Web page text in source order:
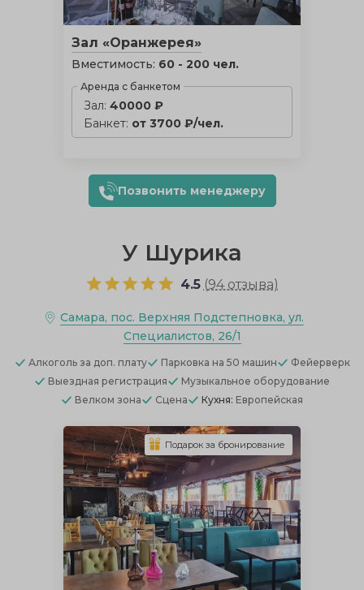
Зал «Оранжерея»
Вместимость: 60 - 200 чел.
Аренда с банкетом
Зал: 40000 ₽
Банкет: от 3700 ₽/чел.
Позвонить менеджеру
У Шурика
4.5 (94 отзыва)
Самара, пос. Верхняя Подстепновка, ул.
Специалистов, 26/1
Алкоголь за доп. плату Парковка на 50 машин
Фейерверк
Выездная регистрация
Музыкальное оборудование
Велком зона
Сцена Кухня: Европейская
Подарок за бронирование